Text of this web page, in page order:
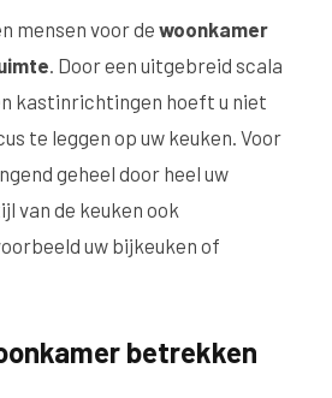
mensen voor de woonkamer
. Door een uitgebreid scala
kastinrichtingen hoeft u niet
te leggen op uw keuken. Voor
geheel door heel uw
van de keuken ook
uw bijkeuken of
betrekken